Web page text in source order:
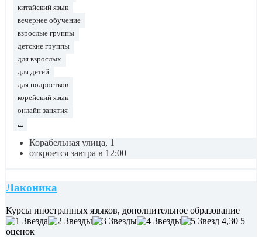
китайский язык
вечернее обучение
взрослые группы
детские группы
для взрослых
для детей
для подростков
корейский язык
онлайн занятия
...
Корабельная улица, 1
откроется завтра в 12:00
Лаконика
Курсы иностранных языков, дополнительное образование
4,30 5
оценок